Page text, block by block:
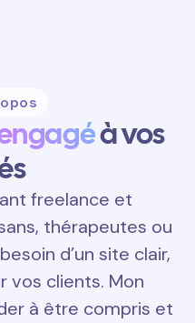
à vos
freelance et
thérapeutes ou
d’un site clair,
vos clients. Mon
à être compris et